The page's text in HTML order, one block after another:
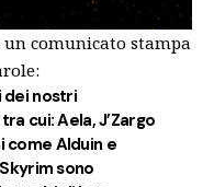
comunicato stampa
dei nostri
cui: Aela, J’Zargo
come Alduin e
sono